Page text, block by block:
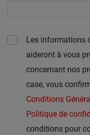
Les informations
aideront à vous
concernant nos
case, vous
Conditions
Politique de
conditions pour